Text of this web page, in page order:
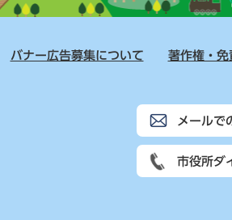
バナー広告募集について 著作権・免
メールで
市役所ダ